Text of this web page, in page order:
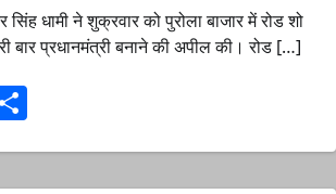
सिंह धामी ने शुक्रवार को पुरोला बाजार में रोड शो
बार प्रधानमंत्री बनाने की अपील की। रोड […]